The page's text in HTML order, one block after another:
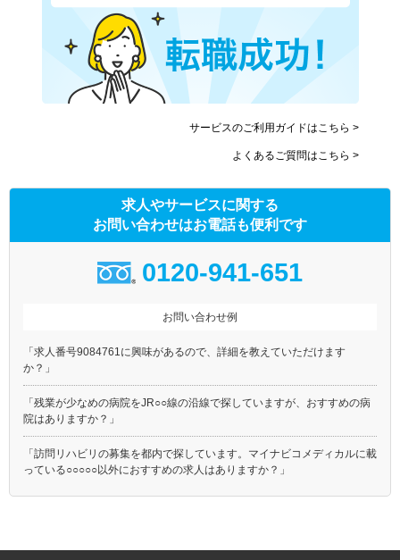
サービスのご利用ガイドはこちら >
よくあるご質問はこちら >
求人やサービスに関する
お問い合わせはお電話も便利です
0120-941-651
お問い合わせ例
「求人番号9084761に興味があるので、詳細を教えていただけます
か？」
「残業が少なめの病院をJR○○線の沿線で探していますが、おすすめの病
院はありますか？」
「訪問リハビリの募集を都内で探しています。マイナビコメディカルに載
っている○○○○○以外におすすめの求人はありますか？」